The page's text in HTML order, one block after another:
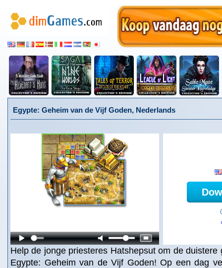
Egypte: Geheim van de Vijf Goden, Nederlands
Help de jonge priesteres Hatshepsut om de duistere
Egypte: Geheim van de Vijf Goden! Op een dag